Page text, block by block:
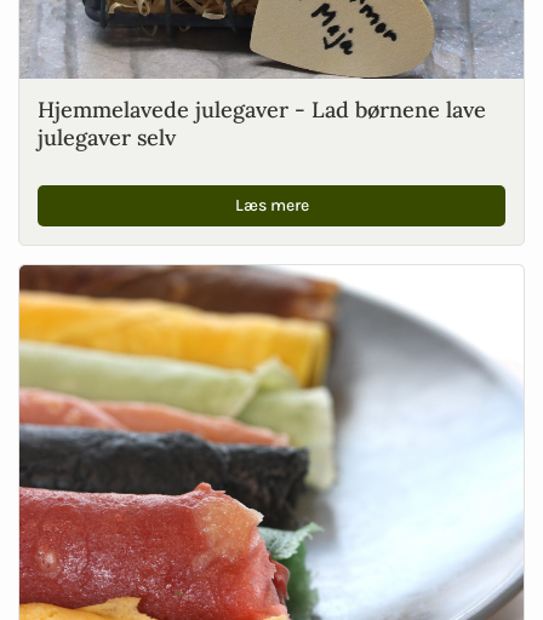
Hjemmelavede julegaver - Lad børnene lave
julegaver selv
Læs mere